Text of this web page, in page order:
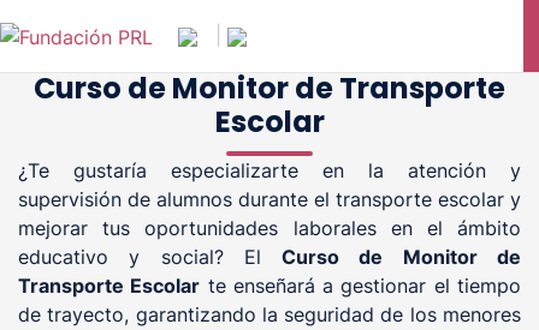
al
contenido
Curso de Monitor de Transporte
Escolar
¿Te gustaría especializarte en la atención y
supervisión de alumnos durante el transporte escolar y
mejorar tus oportunidades laborales en el ámbito
educativo y social? ElCurso de Monitor de
Transporte Escolar te enseñará a gestionar el tiempo
de trayecto, garantizando la seguridad de los menores